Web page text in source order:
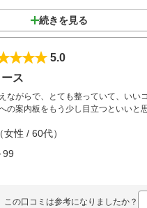
続きを見る
5.0
ス
ながらで、とても整っていて、いい
の案内板をもう少し目立つといいと
（女性 / 60代）
99
この口コミは参考になりましたか？